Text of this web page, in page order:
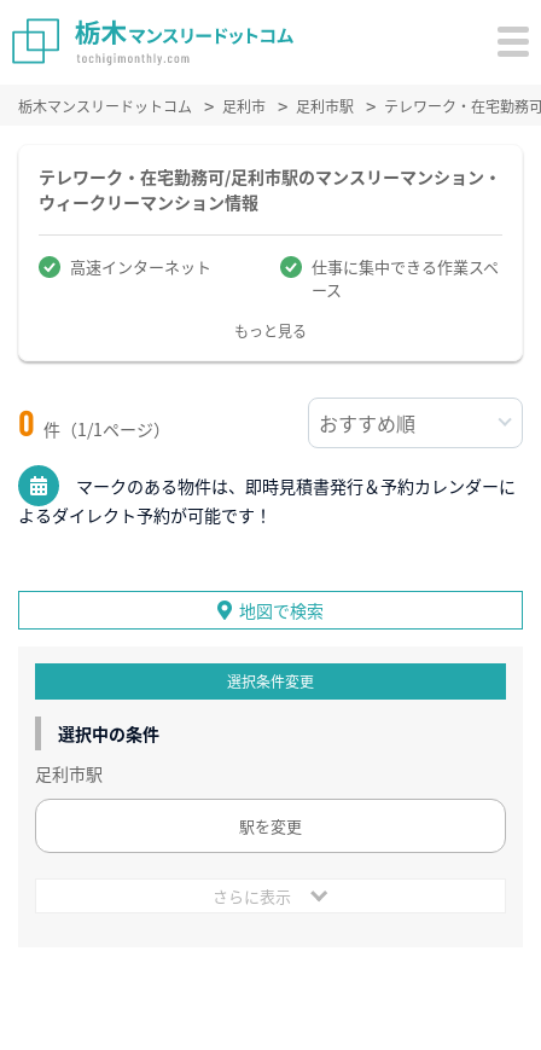
栃木マンスリードットコム 足利市 足利市駅 テレワーク・在宅勤務
テレワーク・在宅勤務可/足利市駅のマンスリーマンション・
ウィークリーマンション情報
高速インターネット
仕事に集中できる作業スペ
ース
もっと見る
0 件（1/1ページ）
マークのある物件は、即時見積書発行＆予約カレンダーに
よるダイレクト予約が可能です！
地図で検索
選択条件変更
選択中の条件
足利市駅
駅を変更
さらに表示